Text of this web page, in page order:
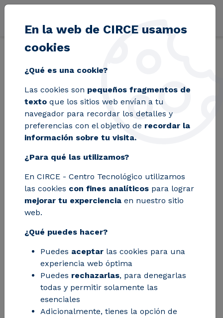
Pasar al contenido principal
Blog CIRCE en Metal Madrid 2024: Innovación para la
CIRCE en Metal
Madrid 2024:
Innovación para la
optimización
energética en la
industria del metal
2024 sus soluciones tecnológicas para
optimizar los procesos industriales y
reducir los costes energéticos de la
industria intensiva en energía
En la web de CIRCE usamos
cookies
¿Qué es una cookie?
Las cookies son pequeños fragmentos de
texto que los sitios web envían a tu
navegador para recordar los detalles y
preferencias con el objetivo de recordar la
información sobre tu visita.
¿Para qué las utilizamos?
En CIRCE - Centro Tecnológico utilizamos
las cookies con fines analíticos para lograr
mejorar tu experciencia en nuestro sitio
web.
¿Qué puedes hacer?
Puedes aceptar las cookies para una
experiencia web óptima
Puedes rechazarlas, para denegarlas
todas y permitir solamente las
esenciales
Adicionalmente, tienes la opción de